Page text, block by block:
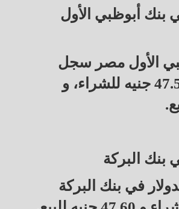
بنك أبوظبي الأول
الأول مصر سجل
سعر الدولار 47.50 جنيه للشراء، و
بنك البركة
في بنك البركة